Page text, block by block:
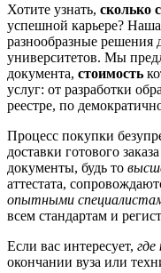
Хотите узнать, сколько
успешной карьере?
разнообразные решения
университетов. Мы
документа, стоимость
услуг: от разработки
реестре, по
Процесс покупки
доставки готового
документы, будь то
аттестата,
опытными
всем стандартам и
Если вас интересует, где
окончании вуза или